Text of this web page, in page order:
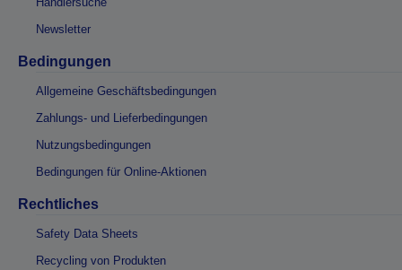
Newsletter
Bedingungen
Allgemeine Geschäftsbedingungen
Zahlungs- und Lieferbedingungen
Nutzungsbedingungen
Bedingungen für Online-Aktionen
Rechtliches
Safety Data Sheets
Recycling von Produkten